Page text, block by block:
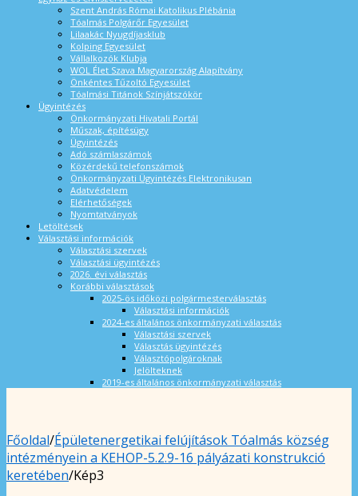
Szent András Római Katolikus Plébánia
Tóalmás Polgárőr Egyesület
Lilaakác Nyugdíjasklub
Kolping Egyesület
Vállalkozók Klubja
WOL Élet Szava Magyarország Alapítvány
Önkéntes Tűzoltó Egyesület
Tóalmási Titánok Színjátszókör
Ügyintézés
Önkormányzati Hivatali Portál
Műszak, építésügy
Ügyintézés
Adó számlaszámok
Közérdekű telefonszámok
Önkormányzati Ügyintézés Elektronikusan
Adatvédelem
Elérhetőségek
Nyomtatványok
Letöltések
Választási információk
Választási szervek
Választási ügyintézés
2026. évi választás
Korábbi választások
2025-ös időközi polgármesterválasztás
Választási információk
2024-es általános önkormányzati választás
Választási szervek
Választás ügyintézés
Választópolgároknak
Jelölteknek
2019-es általános önkormányzati választás
Főoldal/Épületenergetikai felújítások Tóalmás község
intézményein a KEHOP-5.2.9-16 pályázati konstrukció
keretében/Kép3